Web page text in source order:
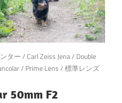
ター/ Carl Zeiss Jena/ Double
/ Prime Lens/標準レンズ
50mm F2